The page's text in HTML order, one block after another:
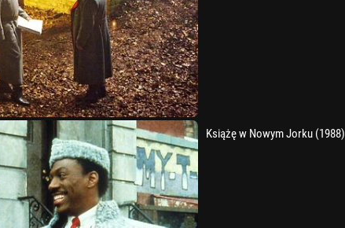
Książę w Nowym Jorku (1988)